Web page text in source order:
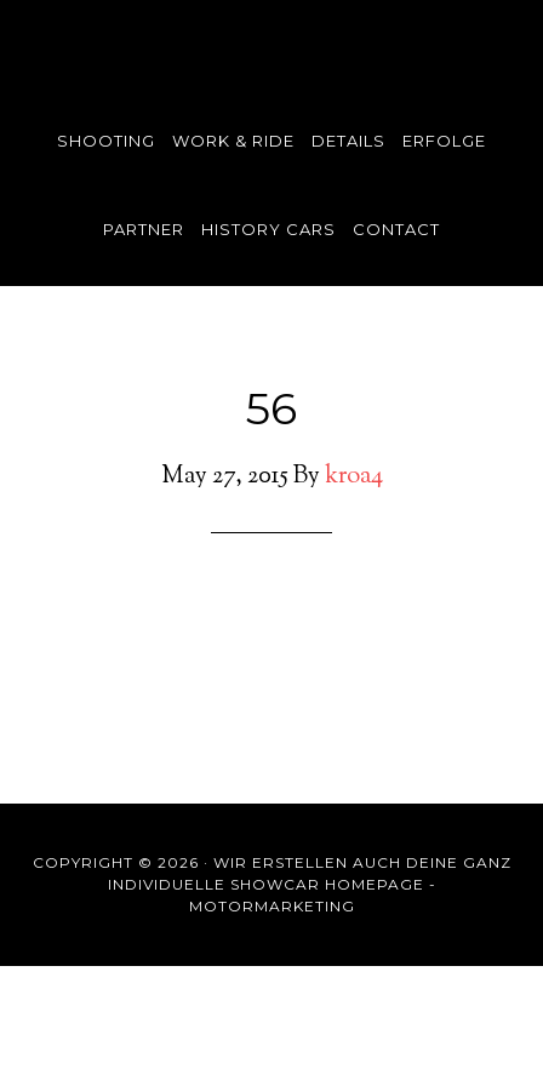
SHOOTING WORK & RIDE DETAILS ERFOLGE
PARTNER HISTORY CARS CONTACT
56
May 27, 2015Bykroa4
COPYRIGHT © 2026 · WIR ERSTELLEN AUCH DEINE GANZ
INDIVIDUELLE SHOWCAR HOMEPAGE -
MOTORMARKETING